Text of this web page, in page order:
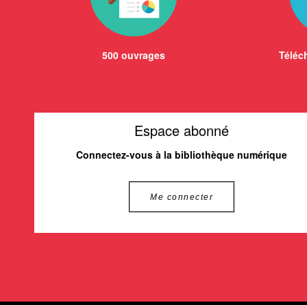
500 ouvrages
Espace abonné
Connectez-vous à la bibliothèque numérique
Me connecter